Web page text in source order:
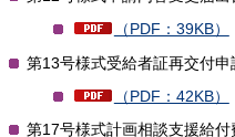
（PDF：39KB）
第13号様式受給者証再交付申
（PDF：42KB）
第17号様式計画相談支援給